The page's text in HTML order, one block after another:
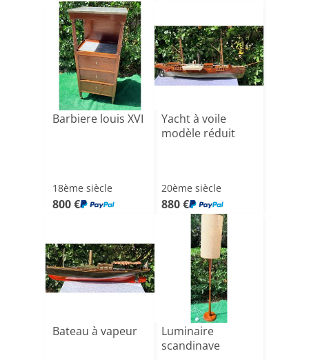
Barbiere louis XVI
18ème siècle
800 €
Yacht à voile
modèle réduit
20ème siècle
880 €
Bateau à vapeur
Luminaire
scandinave